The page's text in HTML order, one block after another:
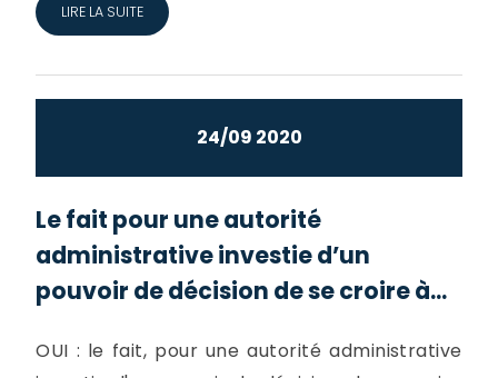
LIRE LA SUITE
24/09 2020
Le fait pour une autorité
administrative investie d’un
pouvoir de décision de se croire à...
OUI : le fait, pour une autorité administrative